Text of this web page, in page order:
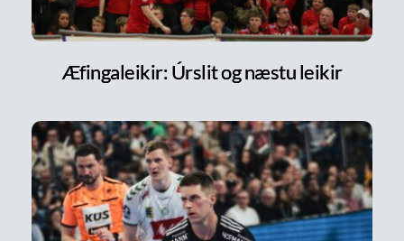
Æfingaleikir: Úrslit og næstu leikir